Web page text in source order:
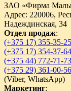
ЗАО «Фирма
Адрес: 220006,
Надеждинская, 34
Отдел продаж:
(+375 17) 355-35-25
(+375 17) 354-37-64
(+375 44) 772-71-73
(+375 29) 361-00-56
(Viber, WhatsApp)
Маркетинг: